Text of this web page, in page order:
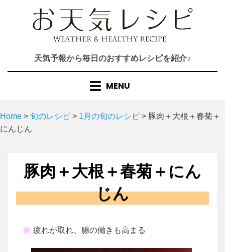
天気予報から毎日のおすすめレシピを紹介♪
MENU
Home > 旬のレシピ > 1月の旬のレシピ > 豚肉＋大根＋春菊＋
にんじん
豚肉＋大根＋春菊＋にん
じん
疲れが取れ、腸の働きも高まる